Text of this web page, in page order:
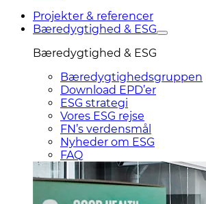
Projekter & referencer
Bæredygtighed & ESG
Bæredygtighed & ESG
Bæredygtighedsgruppen
Download EPD’er
ESG strategi
Vores ESG rejse
FN’s verdensmål
Nyheder om ESG
FAQ